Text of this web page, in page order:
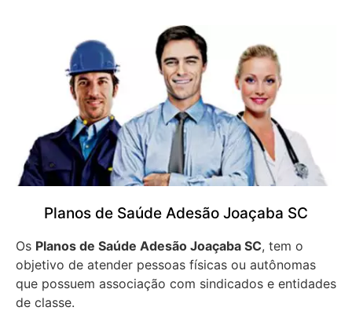
Planos de Saúde Adesão Joaçaba SC
Os Planos de Saúde Adesão Joaçaba SC, tem o
objetivo de atender pessoas físicas ou autônomas
que possuem associação com sindicados e entidades
de classe.